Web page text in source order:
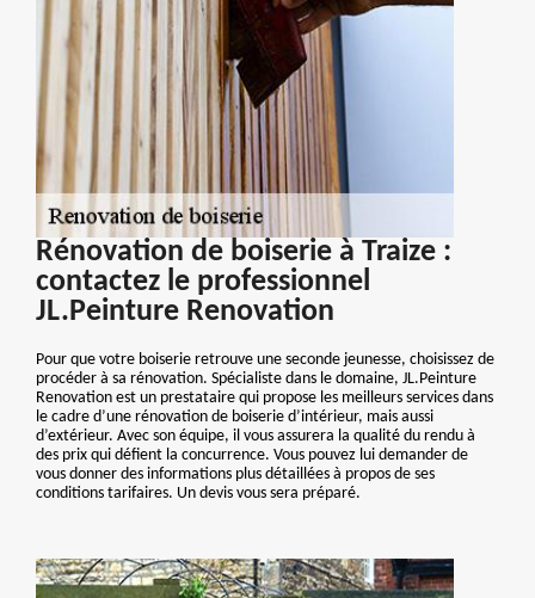
Rénovation de boiserie à Traize :
contactez le professionnel
JL.Peinture Renovation
Pour que votre boiserie retrouve une seconde jeunesse, choisissez de
procéder à sa rénovation. Spécialiste dans le domaine, JL.Peinture
Renovation est un prestataire qui propose les meilleurs services dans
le cadre d’une rénovation de boiserie d’intérieur, mais aussi
d’extérieur. Avec son équipe, il vous assurera la qualité du rendu à
des prix qui défient la concurrence. Vous pouvez lui demander de
vous donner des informations plus détaillées à propos de ses
conditions tarifaires. Un devis vous sera préparé.